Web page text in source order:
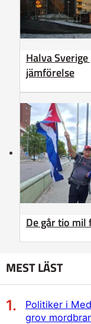
Halva
jämförelse
De går tio mil
MEST LÄST
Politiker i
grov